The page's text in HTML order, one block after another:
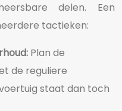
delen. Een
tactieken:
Plan de
de reguliere
staat dan toch